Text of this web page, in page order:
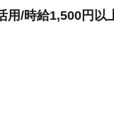
用/時給1,500円以